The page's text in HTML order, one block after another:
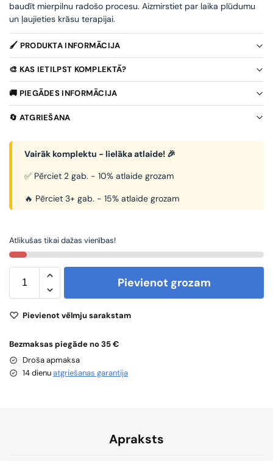
baudīt mierpilnu radošo procesu. Aizmirstiet par laika plūdumu
un ļaujieties krāsu terapijai.
🖌️ PRODUKTA INFORMĀCIJA
🎨 KAS IETILPST KOMPLEKTĀ?
🚚 PIEGĀDES INFORMĀCIJA
🔄 ATGRIEŠANA
Vairāk komplektu - lielāka atlaide! 🎉
✅ Pērciet 2 gab. - 10% atlaide grozam
🔥 Pērciet 3+ gab. - 15% atlaide grozam
Atlikušas tikai dažas vienības!
Pievienot grozam
Pievienot vēlmju sarakstam
Bezmaksas piegāde no 35 €
Droša apmaksa
14 dienuatgriešanas garantija
Apraksts